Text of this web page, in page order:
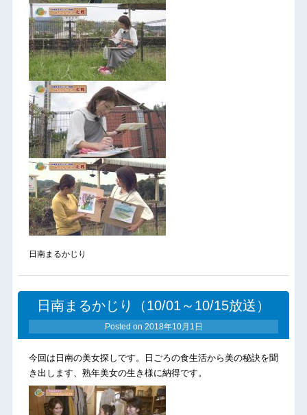
日南まるかじり
日南まるかじり（10/01～10/15放送）
Posted on 2018年10月1日
今回は日南の美女探しです。日ごろの食生活から美の秘訣を聞
き出します、熟年美女の生き様に納得です。